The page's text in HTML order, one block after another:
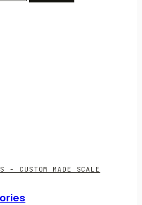
- CUSTOM MADE SCALE